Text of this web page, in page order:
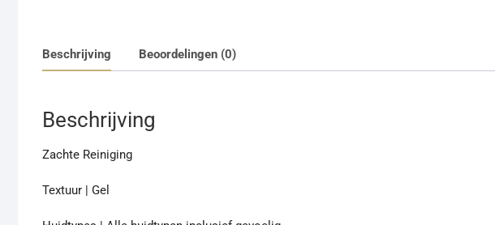
Beschrijving Beoordelingen (0)
Beschrijving
Zachte Reiniging
Textuur | Gel